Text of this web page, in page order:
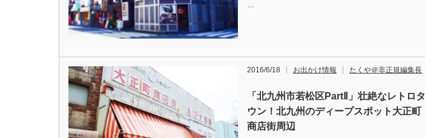
…
2016/6/18 お出かけ情報 たくや＠非正規編集長
「北九州市若松区PartⅡ」壮絶なレトロタ
ウン！北九州のディープスポット大正町
商店街周辺